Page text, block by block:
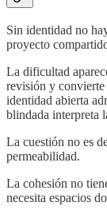
Sin identidad no
proyecto
La dificultad
revisión y convierte
identidad abierta
blindada interpreta
La cuestión no es
permeabilidad.
La cohesión no
necesita espacios